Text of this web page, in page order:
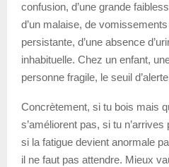
confusion, d’une grande
d’un malaise, de
persistante, d’une absence
inhabituelle. Chez un enfant,
personne fragile, le seuil
Concrètement, si tu bois mais
s’améliorent pas, si tu
si la fatigue devient anormale
il ne faut pas attendre. Mieux